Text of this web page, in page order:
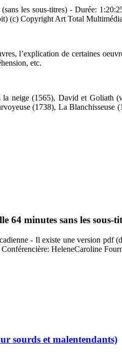
les sous-titres) - Durée:
(c) Copyright Art Total Multimédia
l’explication de certaines
etc.
neige (1565), David et Goliath
(1738), La Blanchisseuse
64 minutes sans les sous-
- Il existe une version pdf
HeleneCaroline
sourds et malentendants)